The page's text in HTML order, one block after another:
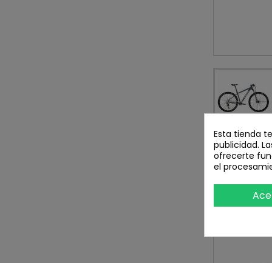
DETALLES
16 OTROS
Esta tienda
publicidad.
ofrecerte
el